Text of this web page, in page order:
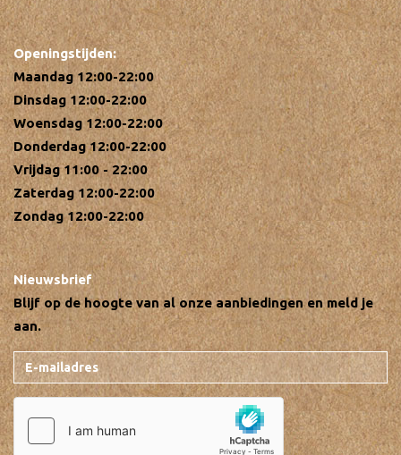
Openingstijden:
Maandag 12:00-22:00
Dinsdag 12:00-22:00
Woensdag 12:00-22:00
Donderdag 12:00-22:00
Vrijdag 11:00 - 22:00
Zaterdag 12:00-22:00
Zondag 12:00-22:00
Nieuwsbrief
Blijf op de hoogte van al onze aanbiedingen en meld je
aan.